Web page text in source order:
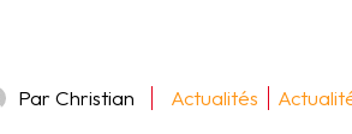
Par Christian Actualités